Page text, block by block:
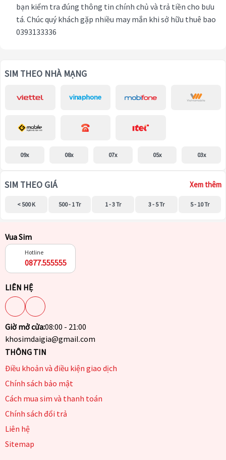
bạn kiểm tra đúng thông tin chính chủ và trả tiền cho bưu
tá. Chúc quý khách gặp nhiều may mắn khi sở hữu thuê bao
0393133336
SIM THEO NHÀ MẠNG
09x 08x 07x 05x 03x
SIM THEO GIÁ Xem thêm
< 500 K 500 - 1 Tr 1 - 3 Tr 3 - 5 Tr 5 - 10 Tr
Vua Sim
Hotline
0877.555555
LIÊN HỆ
Giờ mở cửa:08:00 - 21:00
khosimdaigia@gmail.com
THÔNG TIN
Điều khoản và điều kiện giao dịch
Chính sách bảo mật
Cách mua sim và thanh toán
Chính sách đổi trả
Liên hệ
Sitemap